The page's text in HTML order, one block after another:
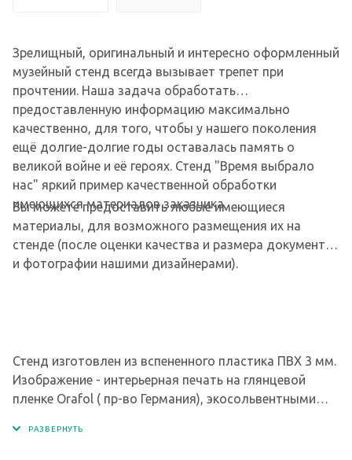
Зрелищный, оригинальный и интересно оформленный
музейный стенд всегда вызывает трепет при
прочтении. Наша задача обработать
предоставленную информацию максимально
качественно, для того, чтобы у нашего поколения
ещё долгие-долгие годы оставалась память о
великой войне и её героях. Стенд "Время выбрало
нас" яркий пример качественной обработки
имеющихся материалов заказчика.
Вы можете предоставить любые имеющиеся
материалы, для возможного размещения их на
стенде (после оценки качества и размера документа
и фотографии нашими дизайнерами).
Стенд изготовлен из вспененного пластика ПВХ 3 мм.
Изображение - интерьерная печать на глянцевой
пленке Orafol ( пр-во Германия), экосольвентными